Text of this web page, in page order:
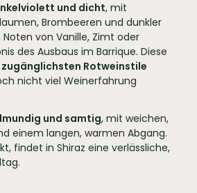
und dicht, mit
Brombeeren und dunkler
von Vanille, Zimt oder
des Ausbaus im Barrique. Diese
zugänglichsten Rotweinstile
nicht viel Weinerfahrung
und samtig, mit weichen,
einem langen, warmen Abgang.
findet in Shiraz eine verlässliche,